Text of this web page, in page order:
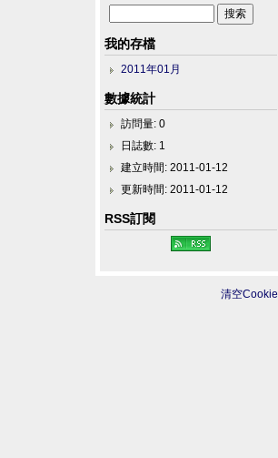
我的存檔
2011年01月
數據統計
訪問量: 0
日誌數: 1
建立時間: 2011-01-12
更新時間: 2011-01-12
RSS訂閱
清空Cookie